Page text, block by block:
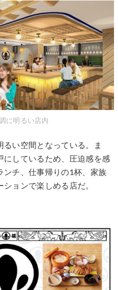
に明るい店内
るい空間となっている。ま
にしているため、圧迫感を感
ンチ、仕事帰りの1杯、家族
ョンで楽しめる店だ。